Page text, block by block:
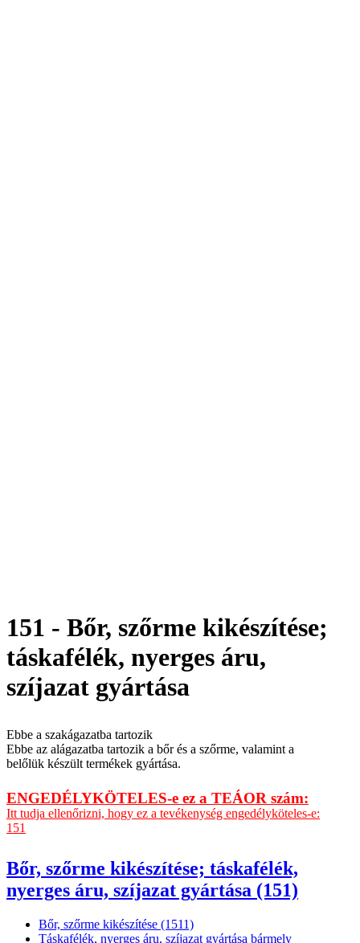
151 - Bőr, szőrme kikészítése;
táskafélék, nyerges áru,
szíjazat gyártása
Ebbe a szakágazatba tartozik
Ebbe az alágazatba tartozik a bőr és a szőrme, valamint a
belőlük készült termékek gyártása.
ENGEDÉLYKÖTELES-e ez a TEÁOR szám:
Itt tudja ellenőrizni, hogy ez a tevékenység engedélyköteles-e:
151
Bőr, szőrme kikészítése; táskafélék,
nyerges áru, szíjazat gyártása (151)
Bőr, szőrme kikészítése (1511)
Táskafélék, nyerges áru, szíjazat gyártása bármely